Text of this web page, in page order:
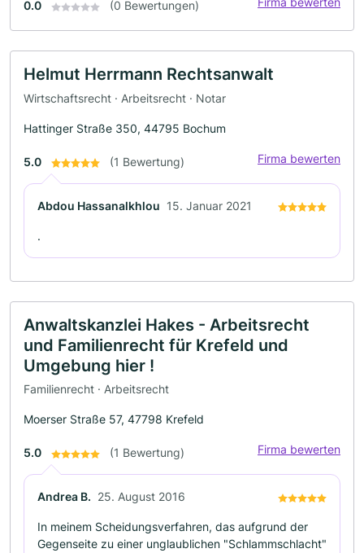
0.0 (0 Bewertungen)
Helmut Herrmann Rechtsanwalt
Wirtschaftsrecht · Arbeitsrecht · Notar
Hattinger Straße 350, 44795 Bochum
5.0 (1 Bewertung) Firma bewerten
Abdou Hassanalkhlou 15. Januar 2021
.
Anwaltskanzlei Hakes - Arbeitsrecht
und Familienrecht für Krefeld und
Umgebung hier !
Familienrecht · Arbeitsrecht
Moerser Straße 57, 47798 Krefeld
5.0 (1 Bewertung) Firma bewerten
Andrea B. 25. August 2016
In meinem Scheidungsverfahren, das aufgrund der
Gegenseite zu einer unglaublichen "Schlammschlacht"